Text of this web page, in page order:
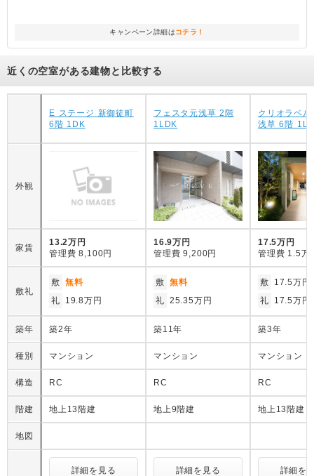
キャンペーン詳細はコチラ！
近くの空室がある建物と比較する
E ステージ 新御徒町
6階 1DK
フェスタ元浅草 2階
1LDK
クリオラベル
浅草 6階
外観
家賃
13.2万円
管理費 8,100円
16.9万円
管理費 9,200円
17.5万円
管理費 1.5万
敷礼
敷 無料
礼
19.8万円
敷 無料
礼 25.35万円
敷
17.5万円
礼
17.5万円
築年 築2年 築11年 築3年
種別 マンション マンション マンション
構造 RC RC RC
階建 地上13階建 地上9階建 地上13階建
地図
詳細を見る 詳細を見る 詳細を